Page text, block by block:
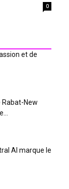
0
et de
Rabat-New
AI marque le